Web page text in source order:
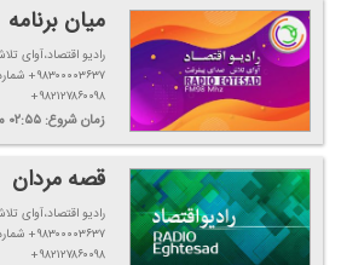
میان برنامه
رادیو اقتصاد،آوای
۹۸۲۱۲۷۸۶۰۰۹۸+
زمان شروع: ۰۲:۵۵
قصه مردان
رادیو اقتصاد،آوای
۹۸۲۱۲۷۸۶۰۰۹۸+